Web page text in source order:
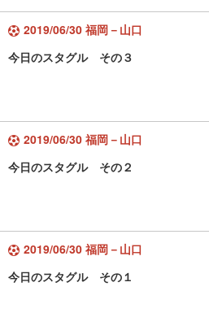
2019/06/30 福岡－山口
今日のスタグル その３
2019/06/30 福岡－山口
今日のスタグル その２
2019/06/30 福岡－山口
今日のスタグル その１